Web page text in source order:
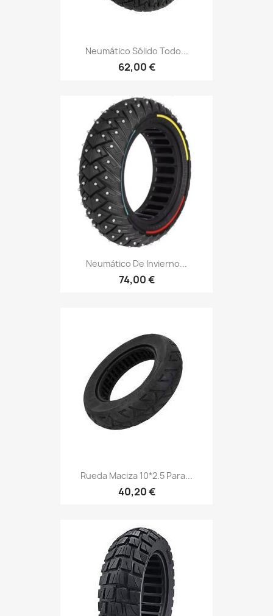
Neumático Sólido Todo...
62,00 €
Neumático De Invierno...
74,00 €
Rueda Maciza 10*2.5 Para...
40,20 €